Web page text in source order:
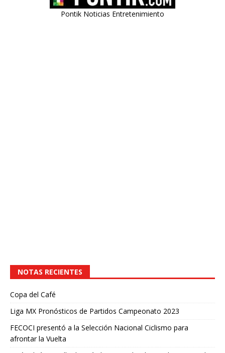
Pontik Noticias Entretenimiento
NOTAS RECIENTES
Copa del Café
Liga MX Pronósticos de Partidos Campeonato 2023
FECOCI presentó a la Selección Nacional Ciclismo para
afrontar la Vuelta